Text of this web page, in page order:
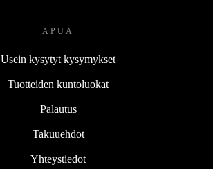
APUA
Usein kysytyt kysymykset
Tuotteiden kuntoluokat
Palautus
Takuuehdot
Yhteystiedot